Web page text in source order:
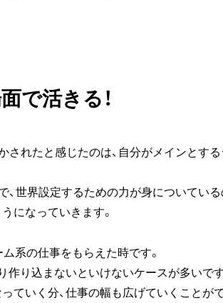
で活きる！
されたと感じたのは、自分がメインとす
、世界設定するための力が身についてい
になっていきます。
系の仕事をもらえた時です。
り込まないといけないケースが多いです
ていく分、仕事の幅も広げていくことが